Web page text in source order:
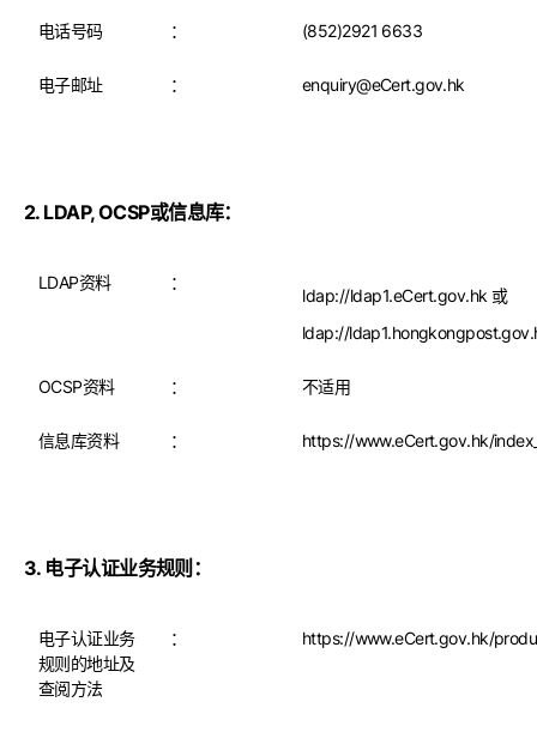
电话号码 ： (852)2921 6633
电子邮址 ： enquiry@eCert.gov.hk
2. LDAP, OCSP或信息库：
LDAP资料 ：
ldap://ldap1.eCert.gov.hk 或
ldap://
OCSP资料 ： 不适用
信息库资料 ： https://www.eCert.gov.hk/
3. 电子认证业务规则：
电子认证业务
规则的地址及
查阅方法
： https://www.eCert.gov.hk/